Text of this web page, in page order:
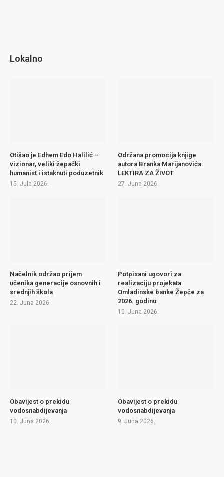
Lokalno
Otišao je Edhem Edo Halilić –
vizionar, veliki žepački
humanist i istaknuti poduzetnik
15. Jula 2026.
Održana promocija knjige
autora Branka Marijanovića:
LEKTIRA ZA ŽIVOT
27. Juna 2026.
Načelnik održao prijem
učenika generacije osnovnih i
srednjih škola
22. Juna 2026.
Potpisani ugovori za
realizaciju projekata
Omladinske banke Žepče za
2026. godinu
10. Juna 2026.
Obavijest o prekidu
vodosnabdijevanja
10. Juna 2026.
Obavijest o prekidu
vodosnabdijevanja
9. Juna 2026.